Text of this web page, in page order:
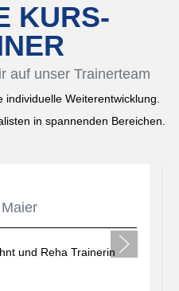
KURS-
auf unser Trainerteam
Weiterentwicklung.
in spannenden Bereichen.
und Reha Trainerin